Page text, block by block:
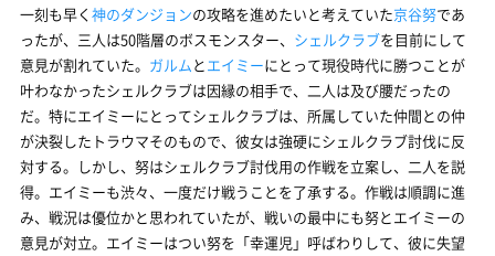
一刻も早く 神のダンジョンの攻略を進めたいと考えていた京谷努であ
ったが、三人は50階層のボスモンスター、 シェルクラブを目前にして
意見が割れていた。 ガルムとエイミーにとって現役時代に勝つことが
叶わなかったシェルクラブは因縁の相手で、二人は及び腰だったの
だ。特にエイミーにとってシェルクラブは、所属していた仲間との仲
が決裂したトラウマそのもので、彼女は強硬にシェルクラブ討伐に反
対する。しかし、努はシェルクラブ討伐用の作戦を立案し、二人を説
得。エイミーも渋々、一度だけ戦うことを了承する。作戦は順調に進
み、戦況は優位かと思われていたが、戦いの最中にも努とエイミーの
意見が対立。エイミーはつい努を「幸運児」呼ばわりして、彼に失望